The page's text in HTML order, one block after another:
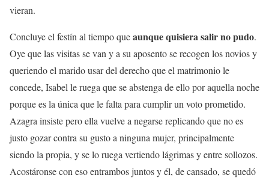
vieran.
Concluye el festín al tiempo queaunque quisiera salir no pudo.
Oye que las visitas se van y a su aposento se recogen los novios y
queriendo el marido usar del derecho que el matrimonio le
concede, Isabel le ruega que se abstenga de ello por aquella noche
porque es la única que le falta para cumplir un voto prometido.
Azagra insiste pero ella vuelve a negarse replicando que no es
justo gozar contra su gusto a ninguna mujer, principalmente
siendo la propia, y se lo ruega vertiendo lágrimas y entre sollozos.
Acostáronse con eso entrambos juntos y él, de cansado, se quedó